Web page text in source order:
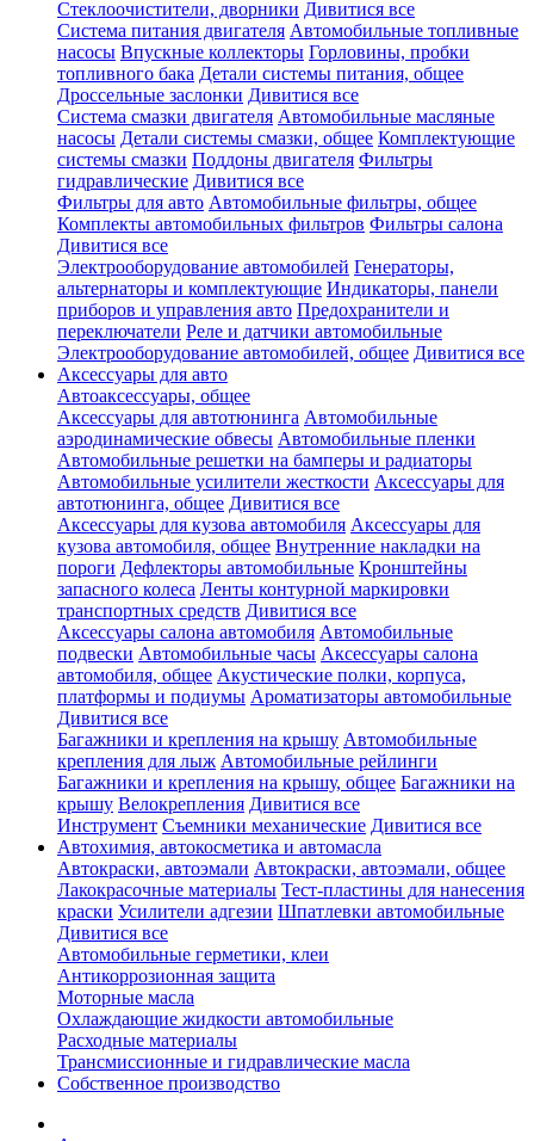
Стеклоочистители, дворники Дивитися все
Система питания двигателя Автомобильные топливные
насосы Впускные коллекторы Горловины, пробки
топливного бака Детали системы питания, общее
Дроссельные заслонки Дивитися все
Система смазки двигателя Автомобильные масляные
насосы Детали системы смазки, общее Комплектующие
системы смазки Поддоны двигателя Фильтры
гидравлические Дивитися все
Фильтры для авто Автомобильные фильтры, общее
Комплекты автомобильных фильтров Фильтры салона
Дивитися все
Электрооборудование автомобилей Генераторы,
альтернаторы и комплектующие Индикаторы, панели
приборов и управления авто Предохранители и
переключатели Реле и датчики автомобильные
Электрооборудование автомобилей, общее Дивитися все
Аксессуары для авто
Автоаксессуары, общее
Аксессуары для автотюнинга Автомобильные
аэродинамические обвесы Автомобильные пленки
Автомобильные решетки на бамперы и радиаторы
Автомобильные усилители жесткости Аксессуары для
автотюнинга, общее Дивитися все
Аксессуары для кузова автомобиля Аксессуары для
кузова автомобиля, общее Внутренние накладки на
пороги Дефлекторы автомобильные Кронштейны
запасного колеса Ленты контурной маркировки
транспортных средств Дивитися все
Аксессуары салона автомобиля Автомобильные
подвески Автомобильные часы Аксессуары салона
автомобиля, общее Акустические полки, корпуса,
платформы и подиумы Ароматизаторы автомобильные
Дивитися все
Багажники и крепления на крышу Автомобильные
крепления для лыж Автомобильные рейлинги
Багажники и крепления на крышу, общее Багажники на
крышу Велокрепления Дивитися все
Инструмент Съемники механические Дивитися все
Автохимия, автокосметика и автомасла
Автокраски, автоэмали Автокраски, автоэмали, общее
Лакокрасочные материалы Тест-пластины для нанесения
краски Усилители адгезии Шпатлевки автомобильные
Дивитися все
Автомобильные герметики, клеи
Антикоррозионная защита
Моторные масла
Охлаждающие жидкости автомобильные
Расходные материалы
Трансмиссионные и гидравлические масла
Собственное производство